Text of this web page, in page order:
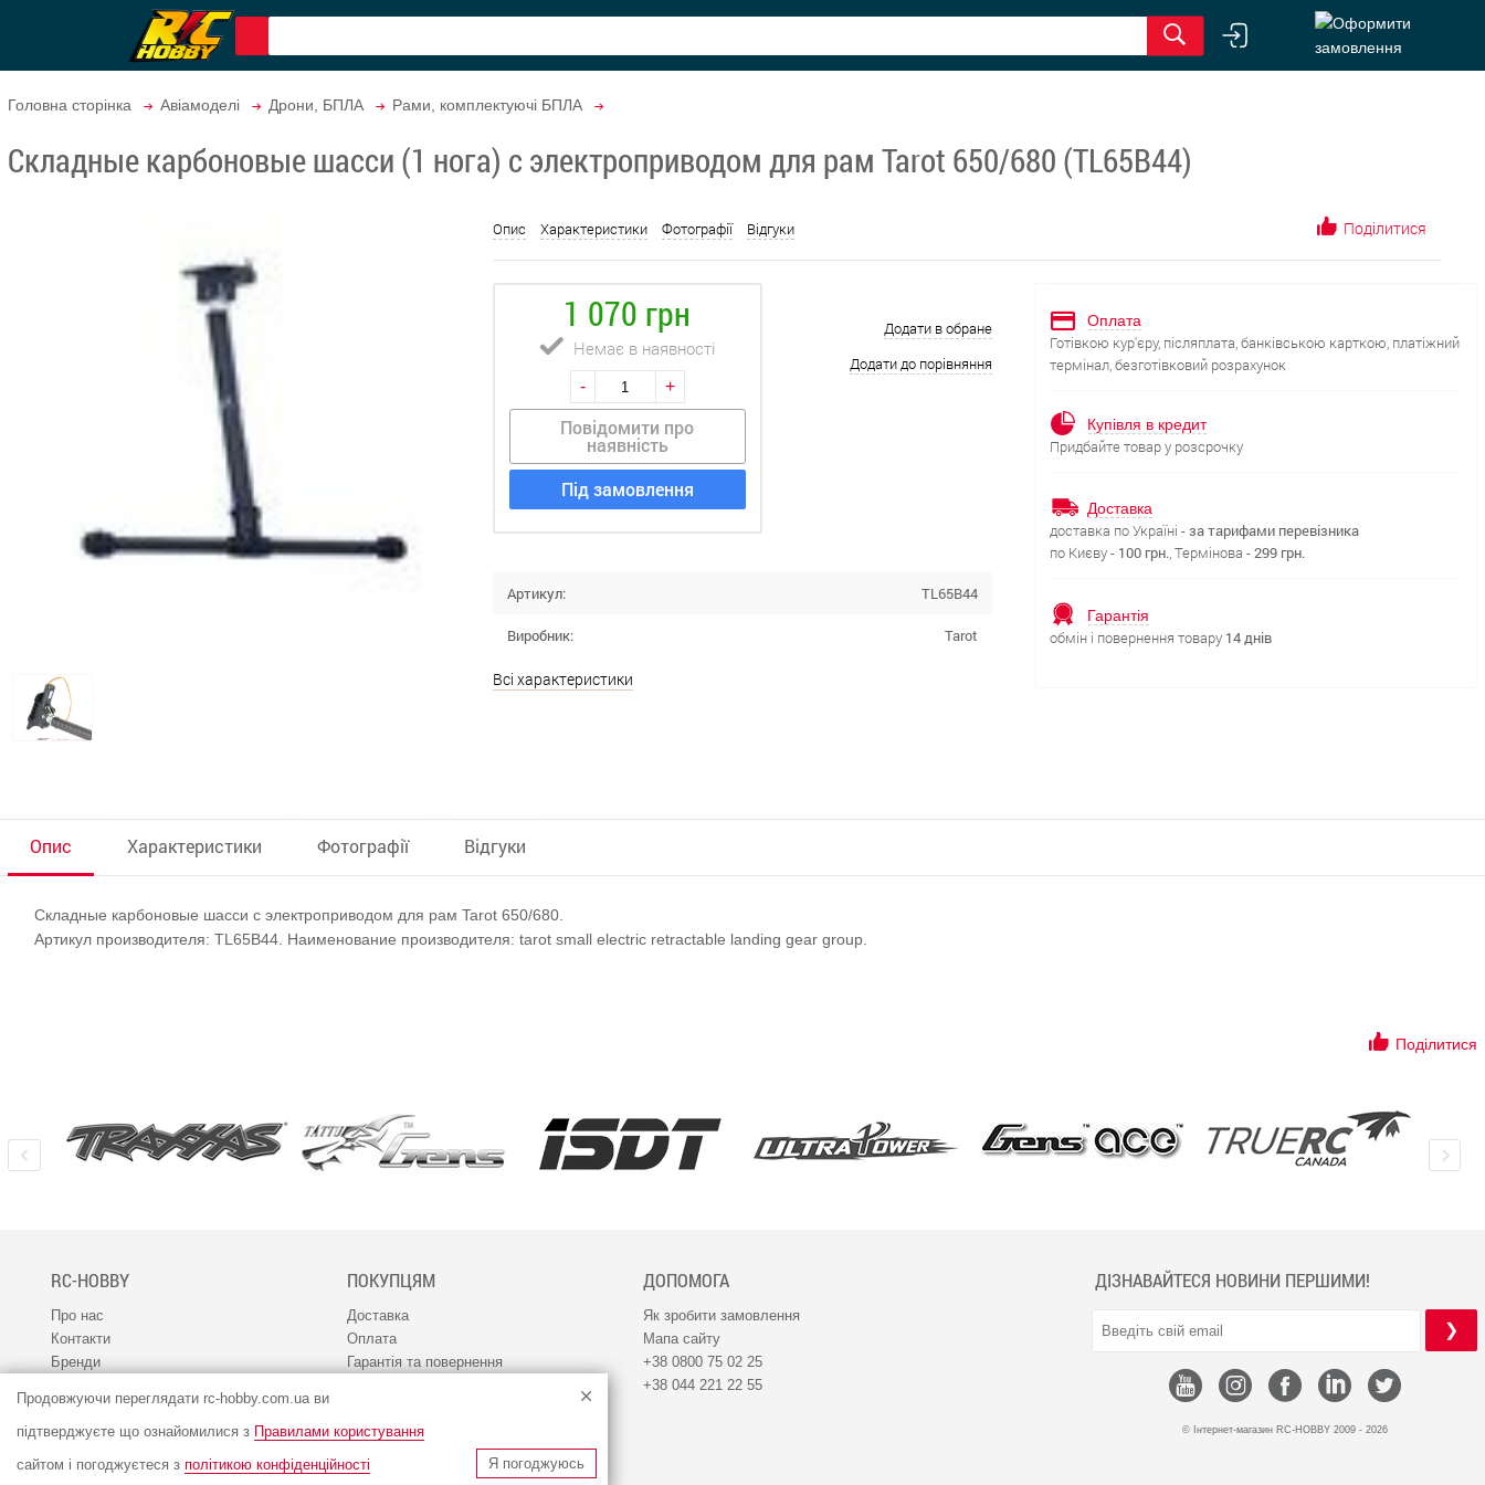
Продовжуючи переглядати rc-hobby.com.ua ви
підтверджуєте що ознайомилися з Правилами користування
сайтом і погоджуєтеся з політикою конфіденційності Я погоджуюсь
Головна сторінка Авіамоделі Дрони, БПЛА Рами, комплектуючі БПЛА
Складные карбоновые шасси (1 нога) с электроприводом для рам Tarot 650/680 (TL65B44)
Опис Характеристики Фотографії Відгуки Поділитися
1 070 грн
Немає в наявності
- +
Повідомити про
наявність
Під замовлення
Додати в обране
Додати до порівняння
Артикул: TL65B44
Виробник: Tarot
Всі характеристики
Оплата
Готівкою кур'єру, післяплата, банківською карткою, платіжний
термінал, безготівковий розрахунок
Купівля в кредит
Придбайте товар у розсрочку
Доставка
доставка по Україні -за тарифами перевізника
по Києву - 100 грн., Термінова -299 грн.
Гарантія
обмін і повернення товару 14 днів
Опис
Складные карбоновые шасси с электроприводом для рам Tarot 650/680.
Артикул производителя: TL65B44. Наименование производителя: tarot small electric retractable landing gear group.
Характеристики Фотографії Відгуки
Поділитися
RC-HOBBY
Про нас
Контакти
Бренди
Співпраця
Вакансії
ПОКУПЦЯМ
Доставка
Оплата
Гарантія та повернення
ДОПОМОГА
Як зробити замовлення
Мапа сайту
+38 0800 75 02 25
+38 044 221 22 55
ДІЗНАВАЙТЕСЯ НОВИНИ ПЕРШИМИ!
© Інтернет-магазин RC-HOBBY 2009 - 2026